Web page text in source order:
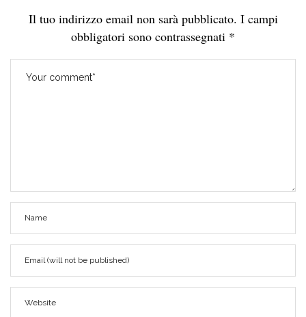
Il tuo indirizzo email non sarà pubblicato. I campi
obbligatori sono contrassegnati *